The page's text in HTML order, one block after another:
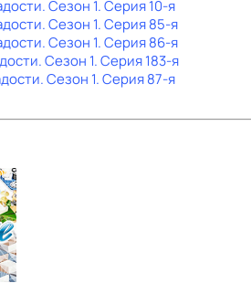
. Сезон 1. Серия 10-я
. Сезон 1. Серия 85-я
. Сезон 1. Серия 86-я
. Сезон 1. Серия 183-я
. Сезон 1. Серия 87-я